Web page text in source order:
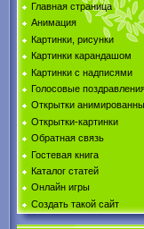
Главная страница
Анимация
Картинки, рисунки
Картинки карандашом
Картинки с надписями
Голосовые
Открытки
Открытки-картинки
Обратная связь
Гостевая книга
Каталог статей
Онлайн игры
Создать такой сайт